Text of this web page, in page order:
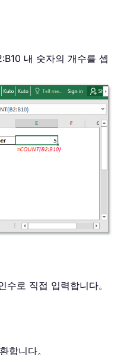
내 숫자의 개수를 셉
로 직접 입력합니다。
합니다。